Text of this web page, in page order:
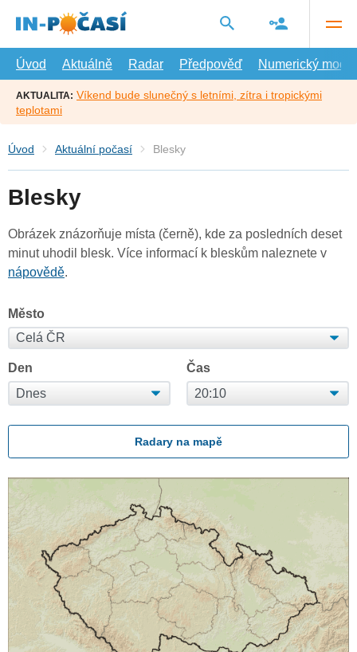
hlavní
Úvod
Aktuálně Radar Předpověď Numerický model
AKTUALITA: Víkend bude slunečný s letními, zítra i tropickými
teplotami
Úvod Aktuální počasí Blesky
Blesky
Obrázek znázorňuje místa (černě), kde za posledních deset
minut uhodil blesk. Více informací k bleskům naleznete v
nápovědě.
Město
Den Čas
Radary na mapě